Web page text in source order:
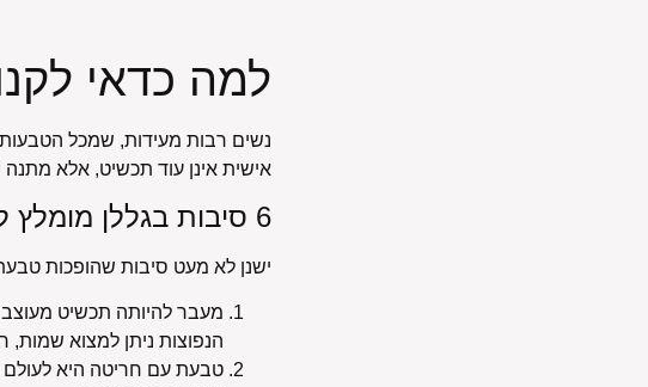
למה כדאי
נשים רבות מעידות, שמכל
אישית אינן עוד תכשיט, אלא
6 סיבות בגללן מומלץ לרכוש טבעות חריטה לאישה
ישנן לא מעט סיבות שהופכות
מעבר להיותה תכשיט
הנפוצות ניתן למצוא שמות,
טבעת עם חריטה היא לעולם